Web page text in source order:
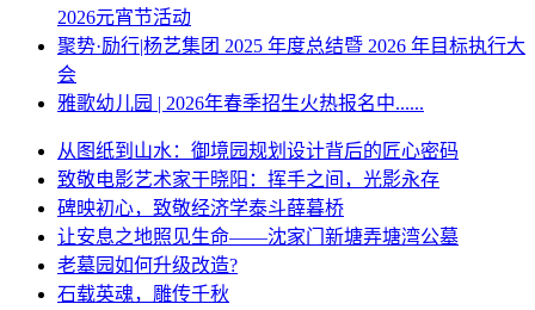
2026元宵节活动
聚势·励行|杨艺集团 2025 年度总结暨 2026 年目标执行大
会
雅歌幼儿园 | 2026年春季招生火热报名中......
从图纸到山水：御境园规划设计背后的匠心密码
致敬电影艺术家于晓阳：挥手之间，光影永存
碑映初心，致敬经济学泰斗薛暮桥
让安息之地照见生命——沈家门新塘弄塘湾公墓
老墓园如何升级改造?
石载英魂，雕传千秋